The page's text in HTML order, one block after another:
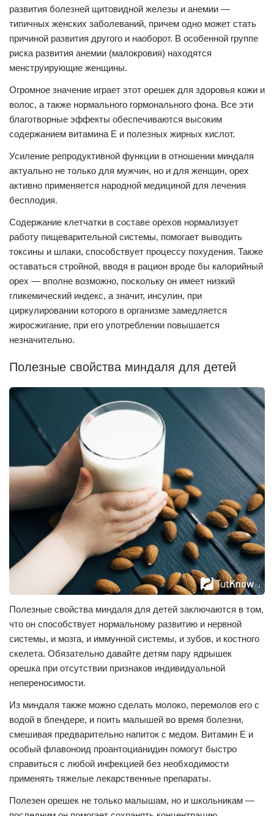
развития болезней щитовидной железы и анемии —
типичных женских заболеваний, причем одно может стать
причиной развития другого и наоборот. В особенной группе
риска развития анемии (малокровия) находятся
менструирующие женщины.
Огромное значение играет этот орешек для здоровья кожи и
волос, а также нормального гормонального фона. Все эти
благотворные эффекты обеспечиваются высоким
содержанием витамина Е и полезных жирных кислот.
Усиление репродуктивной функции в отношении миндаля
актуально не только для мужчин, но и для женщин, орех
активно применяется народной медициной для лечения
бесплодия.
Содержание клетчатки в составе орехов нормализует
работу пищеварительной системы, помогает выводить
токсины и шлаки, способствует процессу похудения. Также
оставаться стройной, вводя в рацион вроде бы калорийный
орех — вполне возможно, поскольку он имеет низкий
гликемический индекс, а значит, инсулин, при
циркулировании которого в организме замедляется
жиросжигание, при его употреблении повышается
незначительно.
Полезные свойства миндаля для детей
Полезные свойства миндаля для детей заключаются в том,
что он способствует нормальному развитию и нервной
системы, и мозга, и иммунной системы, и зубов, и костного
скелета. Обязательно давайте детям пару ядрышек
орешка при отсутствии признаков индивидуальной
непереносимости.
Из миндаля также можно сделать молоко, перемолов его с
водой в блендере, и поить малышей во время болезни,
смешивая предварительно напиток с медом. Витамин Е и
особый флавоноид проантоцианидин помогут быстро
справиться с любой инфекцией без необходимости
применять тяжелые лекарственные препараты.
Полезен орешек не только малышам, но и школьникам —